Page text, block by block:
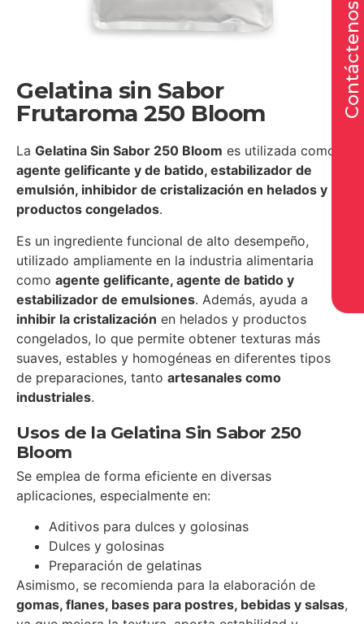
Gelatina sin Sabor
Frutaroma 250 Bloom
La Gelatina Sin Sabor 250 Bloom es utilizada como
agente gelificante y de batido, estabilizador de
emulsión, inhibidor de cristalización en helados y
productos congelados.
Es un ingrediente funcional de alto desempeño,
utilizado ampliamente en la industria alimentaria
como agente gelificante, agente de batido y
estabilizador de emulsiones. Además, ayuda a
inhibir la cristalización en helados y productos
congelados, lo que permite obtener texturas más
suaves, estables y homogéneas en diferentes tipos
de preparaciones, tanto artesanales como
industriales.
Usos de la Gelatina Sin Sabor 250
Bloom
Se emplea de forma eficiente en diversas
aplicaciones, especialmente en:
Aditivos para dulces y golosinas
Dulces y golosinas
Preparación de gelatinas
Asimismo, se recomienda para la elaboración de
gomas, flanes, bases para postres, bebidas y salsas,
Contáctenos